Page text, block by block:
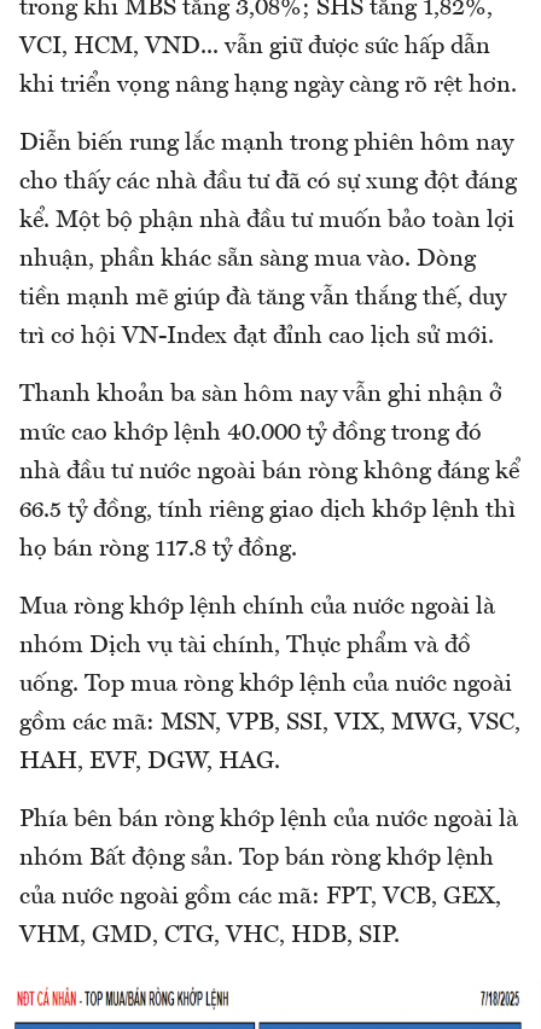
trong khi MBS tăng 3,08%; SHS tăng 1,82%,
VCI, HCM, VND... vẫn giữ được sức hấp dẫn
khi triển vọng nâng hạng ngày càng rõ rệt hơn.
Diễn biến rung lắc mạnh trong phiên hôm nay
cho thấy các nhà đầu tư đã có sự xung đột đáng
kể. Một bộ phận nhà đầu tư muốn bảo toàn lợi
nhuận, phần khác sẵn sàng mua vào. Dòng
tiền mạnh mẽ giúp đà tăng vẫn thắng thế, duy
trì cơ hội VN-Index đạt đỉnh cao lịch sử mới.
Thanh khoản ba sàn hôm nay vẫn ghi nhận ở
mức cao khớp lệnh 40.000 tỷ đồng trong đó
nhà đầu tư nước ngoài bán ròng không đáng kể
66.5 tỷ đồng, tính riêng giao dịch khớp lệnh thì
họ bán ròng 117.8 tỷ đồng.
Mua ròng khớp lệnh chính của nước ngoài là
nhóm Dịch vụ tài chính, Thực phẩm và đồ
uống. Top mua ròng khớp lệnh của nước ngoài
gồm các mã: MSN, VPB, SSI, VIX, MWG, VSC,
HAH, EVF, DGW, HAG.
Phía bên bán ròng khớp lệnh của nước ngoài là
nhóm Bất động sản. Top bán ròng khớp lệnh
của nước ngoài gồm các mã: FPT, VCB, GEX,
VHM, GMD, CTG, VHC, HDB, SIP.